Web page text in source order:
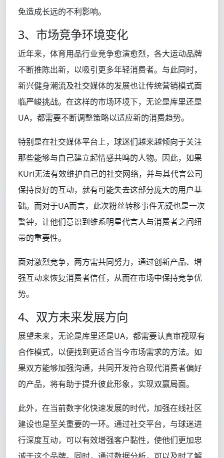
免造成长远的不利影响。
3、市场竞争环境变化
近年来，体育用品行业竞争愈演愈烈，各大运动品牌
不断推陈出新，以吸引更多年轻消费者。与此同时，
新兴健身潮流及社交媒体的发展也让传统营销模式面
临严峻挑战。在这样的市场环境下，无论是库里还是
UA，都需要不断调整策略以适应新的消费趋势。
特别是在社交媒体平台上，球迷们越来越倾向于关注
那些能够与自己建立起情感共鸣的人物。因此，如果
KUri无法有效维护自己的社交网络，并与其代言公司
保持良好的互动，就有可能失去这部分庞大的用户基
础。而对于UA而言，此次粉丝转移事件无疑也是一次
警钟，让他们意识到维系明星代言人与消费者之间纽
带的重要性。
面对激烈竞争，两方需共同努力，通过创新产品、增
强互动来恢复消费者信任，从而在市场中保持竞争优
势。
4、双方未来发展方向
展望未来，无论是库里还是UA，都需要认真审视现有
合作模式，以便找到更适合当今市场需求的方法。如
果双方能够加强沟通，共同开发符合现代消费者偏好
的产品，将有助于提升彼此形象，实现双赢局面。
此外，在当前数字化快速发展的时代，加强在线社区
建设也是至关重要的一环。通过社交平台，与球迷进
行深度互动，可以有效增强客户黏性，使他们更加忠